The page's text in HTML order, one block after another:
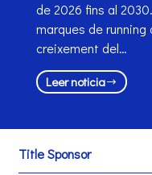
de 2026 fins al
marques de running
creixement del…
Leer noticia
Title Sponsor